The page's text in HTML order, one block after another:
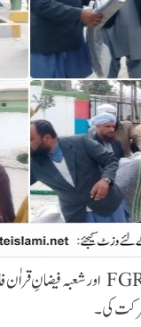
اور شعبہ فیضانِ
کی۔